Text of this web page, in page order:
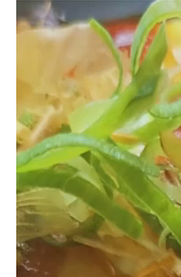
動
画
プ
レ
ー
ヤ